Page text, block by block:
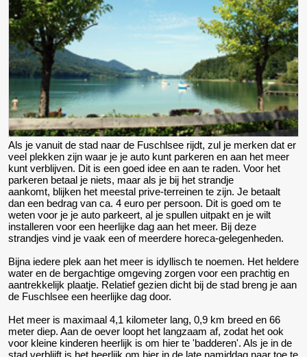
Als je vanuit de stad naar de Fuschlsee rijdt, zul je merken dat er
veel plekken zijn waar je je auto kunt parkeren en aan het meer
kunt verblijven. Dit is een goed idee en aan te raden. Voor het
parkeren betaal je niets, maar als je bij het strandje
aankomt, blijken het meestal prive-terreinen te zijn. Je betaalt
dan een bedrag van ca. 4 euro per persoon. Dit is goed om te
weten voor je je auto parkeert, al je spullen uitpakt en je wilt
installeren voor een heerlijke dag aan het meer. Bij deze
strandjes vind je vaak een of meerdere horeca-gelegenheden.
Bijna iedere plek aan het meer is idyllisch te noemen. Het heldere
water en de bergachtige omgeving zorgen voor een prachtig en
aantrekkelijk plaatje. Relatief gezien dicht bij de stad breng je aan
de Fuschlsee een heerlijke dag door.
Het meer is maximaal 4,1 kilometer lang, 0,9 km breed en 66
meter diep. Aan de oever loopt het langzaam af, zodat het ook
voor kleine kinderen heerlijk is om hier te 'badderen'. Als je in de
stad verblijft is het heerlijk om hier in de late namiddag naar toe te